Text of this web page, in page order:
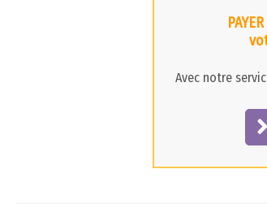
Avec notre